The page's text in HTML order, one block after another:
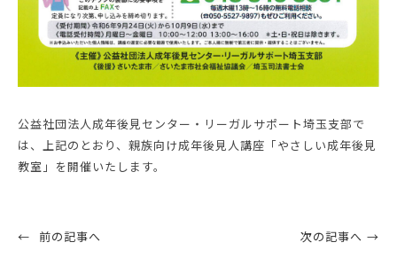
公益社団法人成年後見センター・リーガルサポート埼玉支部で
は、上記のとおり、親族向け成年後見人講座「やさしい成年後見
教室」を開催いたします。
前の記事へ 次の記事へ